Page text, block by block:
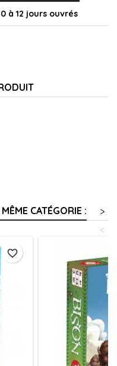
à 12 jours ouvrés
CATÉGORIE :
>
<
favorite_border